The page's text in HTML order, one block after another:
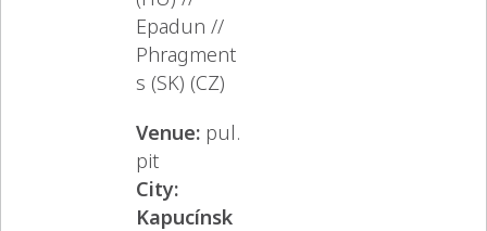
Epadun //
Phragment
s (SK) (CZ)
Venue: pul.
pit
City:
Kapucínsk